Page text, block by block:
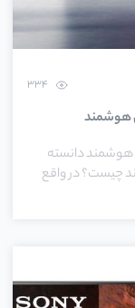
هوشمند
هوشمند دانسته
چیست؟ در واقع